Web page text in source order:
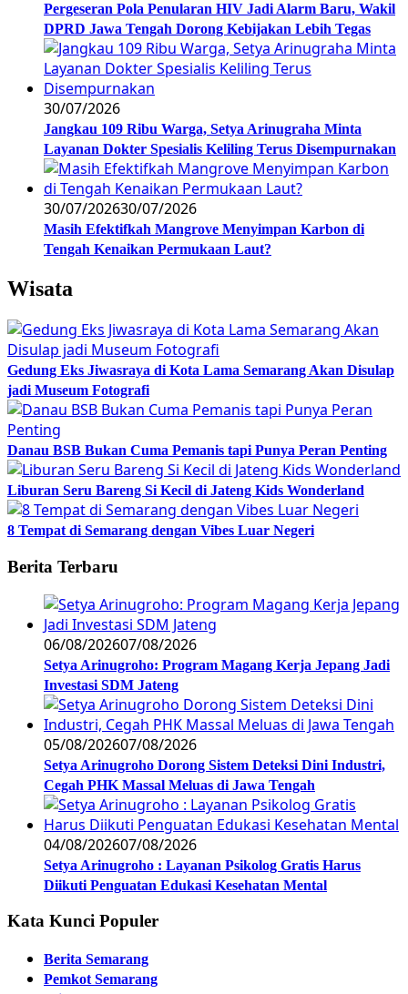
Pergeseran Pola Penularan HIV Jadi Alarm Baru, Wakil
DPRD Jawa Tengah Dorong Kebijakan Lebih Tegas
30/07/2026
Jangkau 109 Ribu Warga, Setya Arinugraha Minta
Layanan Dokter Spesialis Keliling Terus Disempurnakan
30/07/202630/07/2026
Masih Efektifkah Mangrove Menyimpan Karbon di
Tengah Kenaikan Permukaan Laut?
Wisata
Gedung Eks Jiwasraya di Kota Lama Semarang Akan Disulap
jadi Museum Fotografi
Danau BSB Bukan Cuma Pemanis tapi Punya Peran Penting
Liburan Seru Bareng Si Kecil di Jateng Kids Wonderland
8 Tempat di Semarang dengan Vibes Luar Negeri
Berita Terbaru
06/08/202607/08/2026
Setya Arinugroho: Program Magang Kerja Jepang Jadi
Investasi SDM Jateng
05/08/202607/08/2026
Setya Arinugroho Dorong Sistem Deteksi Dini Industri,
Cegah PHK Massal Meluas di Jawa Tengah
04/08/202607/08/2026
Setya Arinugroho : Layanan Psikolog Gratis Harus
Diikuti Penguatan Edukasi Kesehatan Mental
Kata Kunci Populer
Berita Semarang
Pemkot Semarang